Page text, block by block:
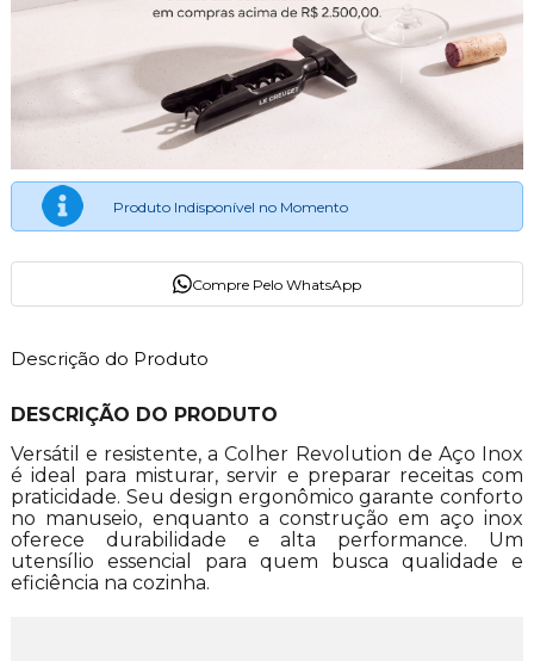
Produto Indisponível no Momento
Compre Pelo WhatsApp
Descrição do Produto
DESCRIÇÃO DO PRODUTO
Versátil e resistente, a Colher Revolution de Aço Inox
é ideal para misturar, servir e preparar receitas com
praticidade. Seu design ergonômico garante conforto
no manuseio, enquanto a construção em aço inox
oferece durabilidade e alta performance. Um
utensílio essencial para quem busca qualidade e
eficiência na cozinha.